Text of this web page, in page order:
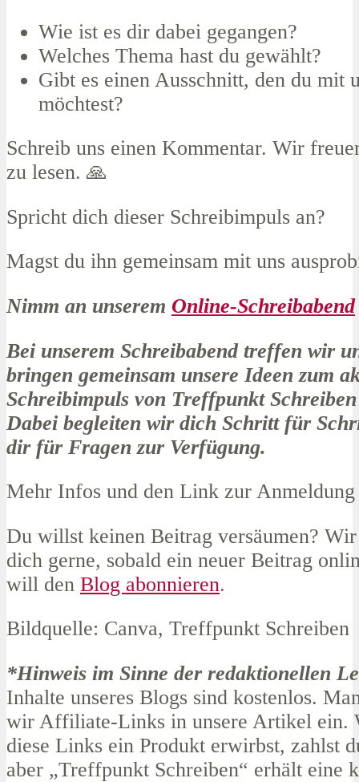
Wie ist es dir dabei gegangen?
Welches Thema hast du gewählt?
Gibt es einen Ausschnitt, den du mit
möchtest?
Schreib uns einen Kommentar. Wir
zu lesen. 🙏
Spricht dich dieser Schreibimpuls an?
Magst du ihn gemeinsam mit uns
Nimm an unserem Online-Schreibabend
Bei unserem Schreibabend treffen wir
bringen gemeinsam unsere Ideen zum
Schreibimpuls von Treffpunkt
Dabei begleiten wir dich Schritt für
dir für Fragen zur Verfügung.
Mehr Infos und den Link zur
Du willst keinen Beitrag versäumen?
dich gerne, sobald ein neuer Beitrag
will den Blog abonnieren.
Bildquelle: Canva, Treffpunkt Schreiben
*Hinweis im Sinne der redaktionellen
Inhalte unseres Blogs sind kostenlos.
wir Affiliate-Links in unsere Artikel ein.
diese Links ein Produkt erwirbst, zahlst
aber „Treffpunkt Schreiben“ erhält eine